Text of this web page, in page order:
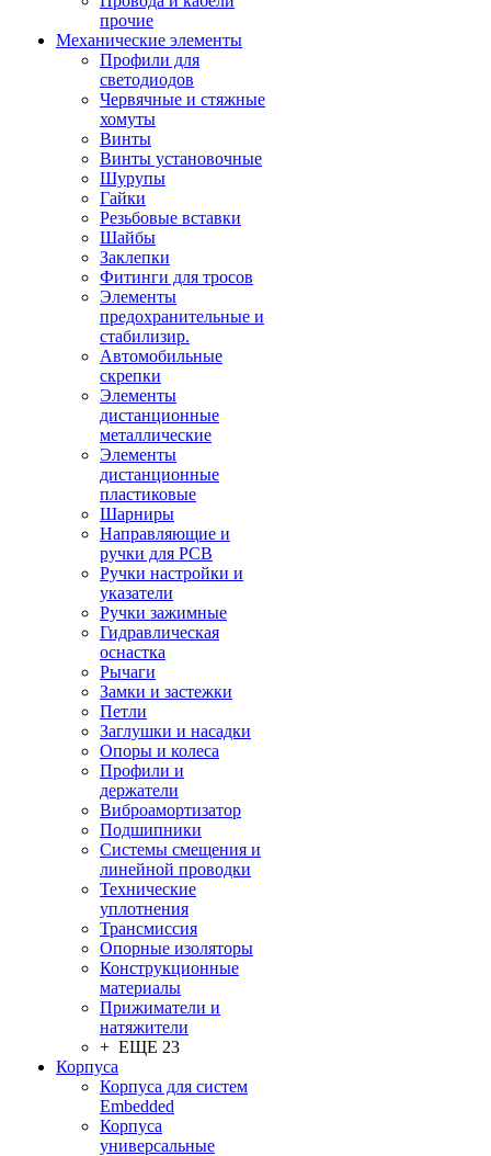
прочие
Механические элементы
Профили для
светодиодов
Червячные и стяжные
хомуты
Винты
Винты установочные
Шурупы
Гайки
Резьбовые вставки
Шайбы
Заклепки
Фитинги для тросов
Элементы
предохранительные и
стабилизир.
Автомобильные
скрепки
Элементы
дистанционные
металлические
Элементы
дистанционные
пластиковые
Шарниры
Направляющие и
ручки для PCB
Ручки настройки и
указатели
Ручки зажимные
Гидравлическая
оснастка
Рычаги
Замки и застежки
Петли
Заглушки и насадки
Опоры и колеса
Профили и
держатели
Виброамортизатор
Подшипники
Системы смещения и
линейной проводки
Технические
уплотнения
Трансмиссия
Опорные изоляторы
Конструкционные
материалы
Прижиматели и
натяжители
+ ЕЩЕ 23
Корпуса
Корпуса для систем
Embedded
Корпуса
универсальные